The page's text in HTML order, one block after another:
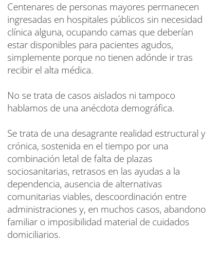
Centenares de personas mayores permanecen
ingresadas en hospitales públicos sin necesidad
clínica alguna, ocupando camas que deberían
estar disponibles para pacientes agudos,
simplemente porque no tienen adónde ir tras
recibir el alta médica.
No se trata de casos aislados ni tampoco
hablamos de una anécdota demográfica.
Se trata de una desagrante realidad estructural y
crónica, sostenida en el tiempo por una
combinación letal de falta de plazas
sociosanitarias, retrasos en las ayudas a la
dependencia, ausencia de alternativas
comunitarias viables, descoordinación entre
administraciones y, en muchos casos, abandono
familiar o imposibilidad material de cuidados
domiciliarios.